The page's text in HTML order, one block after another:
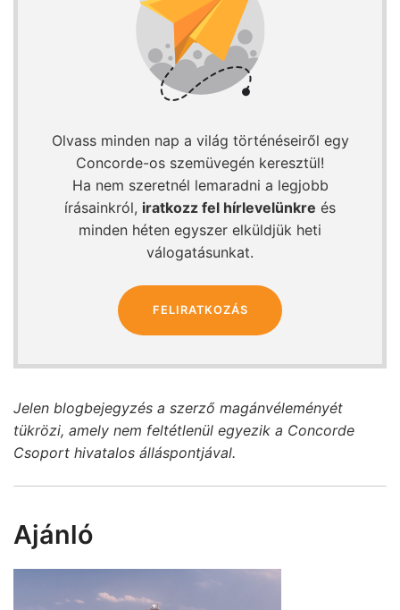
Olvass minden nap a világ történéseiről egy
Concorde-os szemüvegén keresztül!
Ha nem szeretnél lemaradni a legjobb
írásainkról, iratkozz fel hírlevelünkre és
minden héten egyszer elküldjük heti
válogatásunkat.
FELIRATKOZÁS
Jelen blogbejegyzés a szerző magánvéleményét
tükrözi, amely nem feltétlenül egyezik a Concorde
Csoport hivatalos álláspontjával.
Ajánló